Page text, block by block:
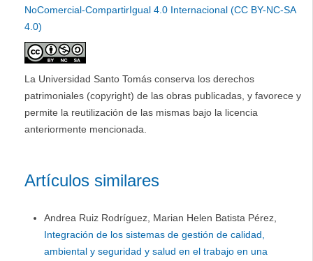
NoComercial-CompartirIgual 4.0 Internacional (CC BY-NC-SA
4.0)
La Universidad Santo Tomás conserva los derechos
patrimoniales (copyright) de las obras publicadas, y favorece y
permite la reutilización de las mismas bajo la licencia
anteriormente mencionada.
Artículos similares
Andrea Ruiz Rodríguez, Marian Helen Batista Pérez,
Integración de los sistemas de gestión de calidad,
ambiental y seguridad y salud en el trabajo en una